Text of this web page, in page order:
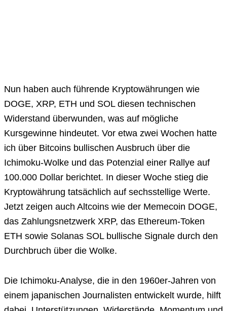
Nun haben auch führende Kryptowährungen wie
DOGE, XRP, ETH und SOL diesen technischen
Widerstand überwunden, was auf mögliche
Kursgewinne hindeutet. Vor etwa zwei Wochen hatte
ich über Bitcoins bullischen Ausbruch über die
Ichimoku-Wolke und das Potenzial einer Rallye auf
100.000 Dollar berichtet. In dieser Woche stieg die
Kryptowährung tatsächlich auf sechsstellige Werte.
Jetzt zeigen auch Altcoins wie der Memecoin DOGE,
das Zahlungsnetzwerk XRP, das Ethereum-Token
ETH sowie Solanas SOL bullische Signale durch den
Durchbruch über die Wolke.
Die Ichimoku-Analyse, die in den 1960er-Jahren von
einem japanischen Journalisten entwickelt wurde, hilft